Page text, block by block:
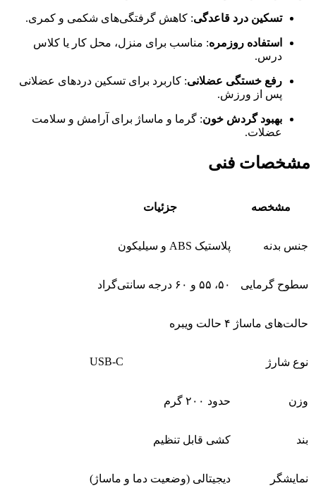
تسکین درد قاعدگی: کاهش گرفتگی‌های شکمی و کمری.
استفاده روزمره: مناسب برای منزل، محل کار یا کلاس
درس.
رفع خستگی عضلانی: کاربرد برای تسکین دردهای عضلانی
پس از ورزش.
بهبود گردش خون: گرما و ماساژ برای آرامش و سلامت
عضلات.
مشخصات فنی
مشخصه جزئیات
جنس بدنه پلاستیک ABS و سیلیکون
سطوح گرمایی ۵۰، ۵۵ و ۶۰ درجه سانتی‌گراد
حالت‌های ماساژ ۴ حالت ویبره
نوع شارژ USB-C
وزن حدود ۲۰۰ گرم
بند کشی قابل تنظیم
نمایشگر دیجیتالی (وضعیت دما و ماساژ)